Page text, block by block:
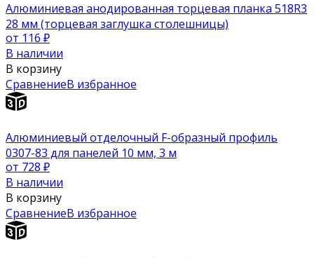
Алюминиевая анодированная торцевая планка 518R3
28 мм (торцевая заглушка столешницы)
от 116 ₽
В наличии
В корзину
СравнениеВ избранное
Алюминиевый отделочный F-образный профиль
0307-83 для панелей 10 мм, 3 м
от 728 ₽
В наличии
В корзину
СравнениеВ избранное